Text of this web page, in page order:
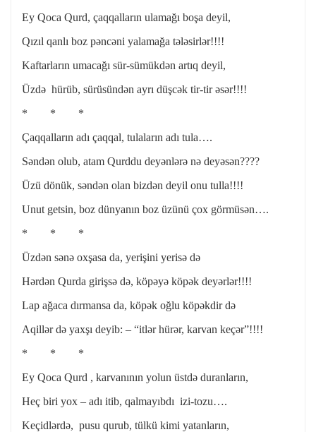
Ey Qoca Qurd, çaqqalların ulamağı boşa deyil,
Qızıl qanlı boz pəncəni yalamağa tələsirlər!!!!
Kaftarların umacağı sür-sümükdən artıq deyil,
Üzdə hürüb, sürüsündən ayrı düşcək tir-tir əsər!!!!
* * *
Çaqqalların adı çaqqal, tulaların adı tula….
Səndən olub, atam Qurddu deyənlərə nə deyəsən????
Üzü dönük, səndən olan bizdən deyil onu tulla!!!!
Unut getsin, boz dünyanın boz üzünü çox görmüsən….
* * *
Üzdən sənə oxşasa da, yerişini yerisə də
Hərdən Qurda girişsə də, köpəyə köpək deyərlər!!!!
Lap ağaca dırmansa da, köpək oğlu köpəkdir də
Aqillər də yaxşı deyib: – “itlər hürər, karvan keçər”!!!!
* * *
Ey Qoca Qurd , karvanının yolun üstdə duranların,
Heç biri yox – adı itib, qalmayıbdı izi-tozu….
Keçidlərdə, pusu qurub, tülkü kimi yatanların,